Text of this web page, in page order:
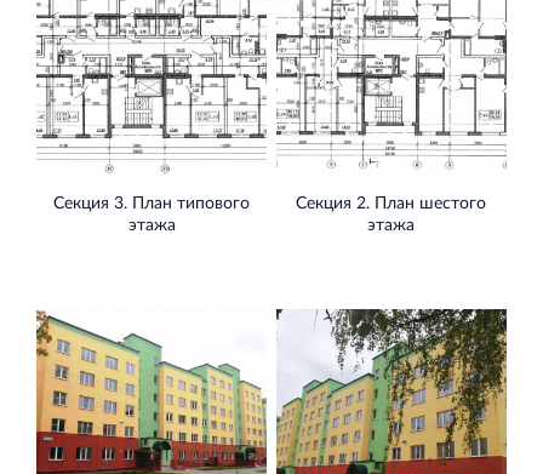
Секция 3. План типового
этажа
Секция 2. План шестого
этажа